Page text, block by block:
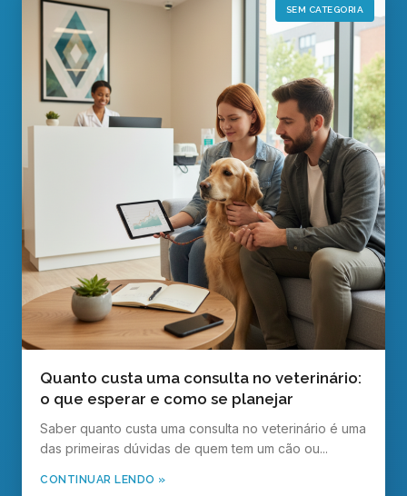
SEM CATEGORIA
Quanto custa uma consulta no veterinário:
o que esperar e como se planejar
Saber quanto custa uma consulta no veterinário é uma
das primeiras dúvidas de quem tem um cão ou...
CONTINUAR LENDO »